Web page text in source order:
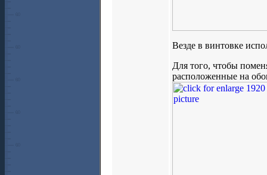
Везде в винтовке
Для того, чтобы
расположенные на